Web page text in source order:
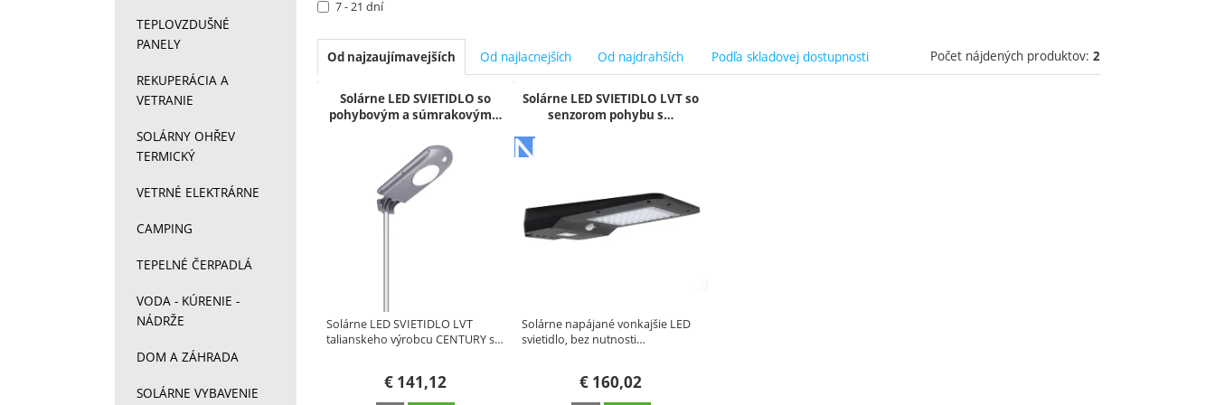
7 - 21 dní
Od najzaujímavejších Od najlacnejších Od najdrahších Podľa skladovej dostupnosti Počet nájdených produktov: 2
Produkty
Solárne LED SVIETIDLO so
pohybovým a súmrakovým…
Solárne LED SVIETIDLO LVT
talianskeho výrobcu CENTURY s…
€141,12
Solárne LED SVIETIDLO LVT so
senzorom pohybu s…
Solárne napájané vonkajšie LED
svietidlo, bez nutnosti…
€ 160,02
TEPLOVZDUŠNÉ
PANELY
REKUPERÁCIA A
VETRANIE
SOLÁRNY OHŘEV
TERMICKÝ
VETRNÉ ELEKTRÁRNE
CAMPING
TEPELNÉ ČERPADLÁ
VODA - KÚRENIE -
NÁDRŽE
DOM A ZÁHRADA
SOLÁRNE VYBAVENIE